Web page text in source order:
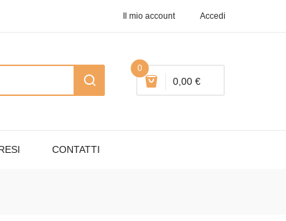
Il mio account Accedi
0
0,00 €
CONTATTI